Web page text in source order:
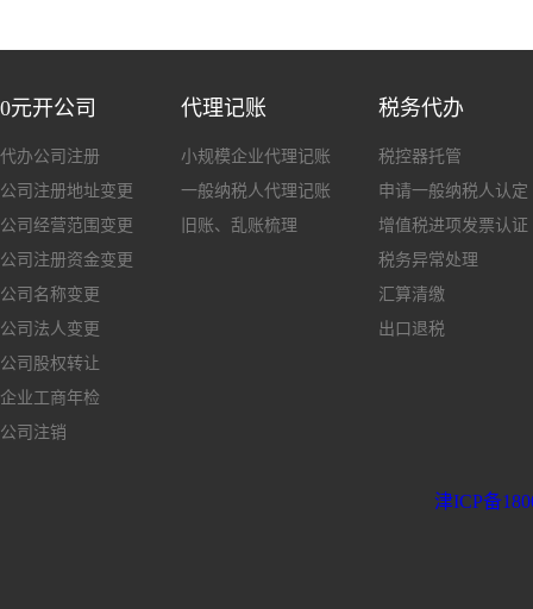
0元开公司
代办公司注册
公司注册地址变更
公司经营范围变更
公司注册资金变更
公司名称变更
公司法人变更
公司股权转让
企业工商年检
公司注销
代理记账
小规模企业代理记账
一般纳税人代理记账
旧账、乱账梳理
税务代办
税控器托管
申请一般纳税人认定
增值税进项发票认证
税务异常处理
汇算清缴
出口退税
津ICP备